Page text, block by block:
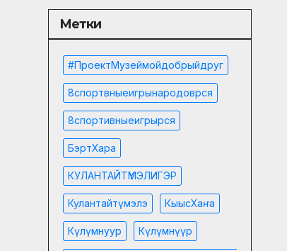
Метки
#проектМузеймойдобрыйдруг
8спортвныеигрынародоврся
8спортивныеигрырся
БэртХара
КУЛАНТАЙТҮМЭЛИГЭР
Кулантайтүмэлэ КыысХаҥа
Күлүмнуур Күлүмнүүр